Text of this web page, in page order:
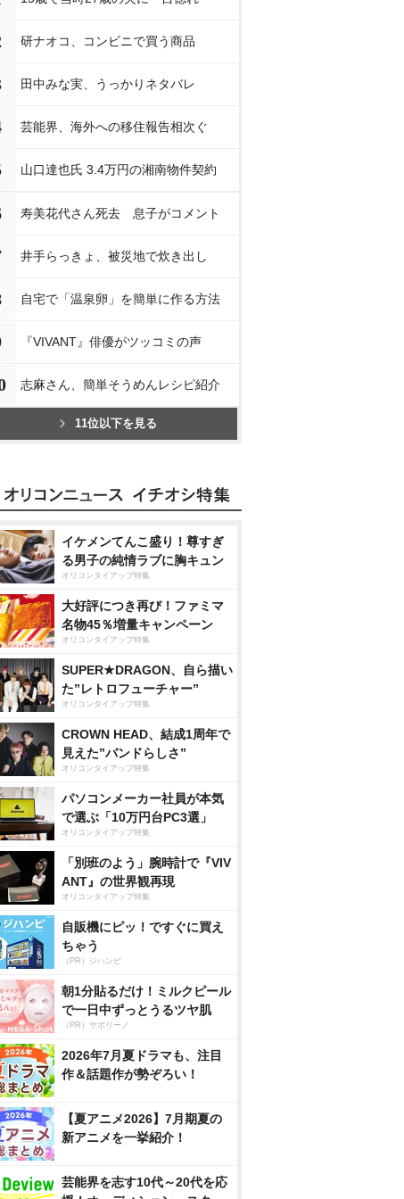
研ナオコ、コンビニで買う商品
田中みな実、うっかりネタバレ
芸能界、海外への移住報告相次ぐ
山口達也氏 3.4万円の湘南物件契約
寿美花代さん死去 息子がコメント
井手らっきょ、被災地で炊き出し
自宅で「温泉卵」を簡単に作る方法
『VIVANT』俳優がツッコミの声
志麻さん、簡単そうめんレシピ紹介
11位以下を見る
イケメンてんこ盛り！尊すぎ
る男子の純情ラブに胸キュン
オリコンタイアップ特集
大好評につき再び！ファミマ
名物45％増量キャンペーン
オリコンタイアップ特集
SUPER★DRAGON、自ら描い
た”レトロフューチャー”
オリコンタイアップ特集
CROWN HEAD、結成1周年で
見えた”バンドらしさ”
オリコンタイアップ特集
パソコンメーカー社員が本気
で選ぶ「10万円台PC3選」
オリコンタイアップ特集
「別班のよう」腕時計で『VIV
ANT』の世界観再現
オリコンタイアップ特集
自販機にピッ！ですぐに買え
ちゃう
（PR）ジハンピ
朝1分貼るだけ！ミルクピール
で一日中ずっとうるツヤ肌
（PR）サボリーノ
2026年7月夏ドラマも、注目
作＆話題作が勢ぞろい！
【夏アニメ2026】7月期夏の
新アニメを一挙紹介！
芸能界を志す10代～20代を応